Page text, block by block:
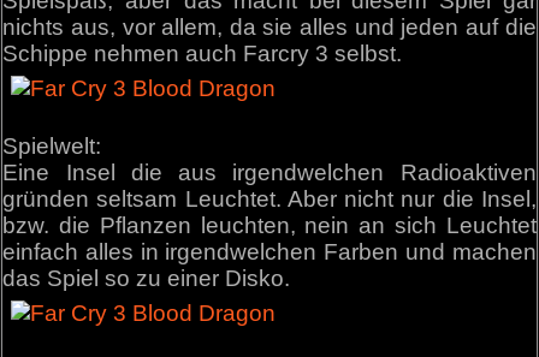
nichts aus, vor allem, da sie alles und jeden auf die
Schippe nehmen auch Farcry 3 selbst.
Spielwelt:
Eine Insel die aus irgendwelchen Radioaktiven
gründen seltsam Leuchtet. Aber nicht nur die Insel,
bzw. die Pflanzen leuchten, nein an sich Leuchtet
einfach alles in irgendwelchen Farben und machen
das Spiel so zu einer Disko.